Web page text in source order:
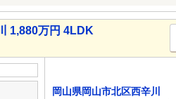
1,880万円 4LDK
岡山県岡山市北区西辛川